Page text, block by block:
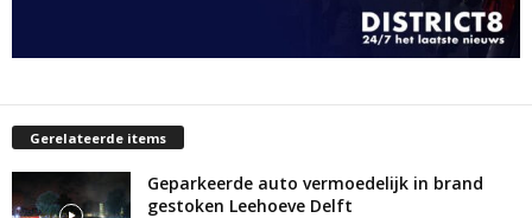
Gerelateerde items
Geparkeerde auto vermoedelijk in brand
gestoken Leehoeve Delft